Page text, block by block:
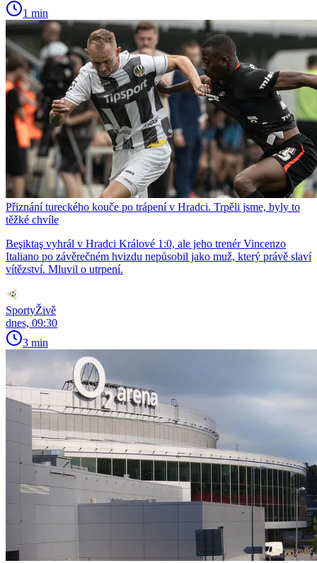
1 min
Přiznání tureckého kouče po trápení v Hradci. Trpěli jsme, byly to
těžké chvíle
Beşiktaş vyhrál v Hradci Králové 1:0, ale jeho trenér Vincenzo
Italiano po závěrečném hvizdu nepůsobil jako muž, který právě slaví
vítězství. Mluvil o utrpení.
SportyŽivě
dnes, 09:30
3 min